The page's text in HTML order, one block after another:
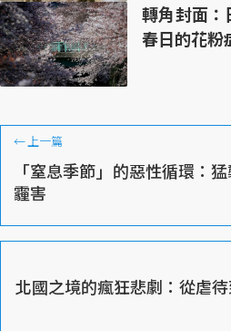
轉角封面：
春日的花粉
←上一篇
「窒息季節」的惡性循環：
霾害
北國之境的瘋狂悲劇：從虐